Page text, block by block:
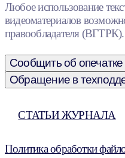
Любое использование
видеоматериалов
правообладателя (ВГТРК).
Сообщить об опечатке
Обращение в
СТАТЬИ ЖУРНАЛА
Политика обработки